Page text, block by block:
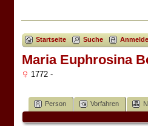
Startseite Suche
Maria Euphrosina
1772 -
Person Vorfahren